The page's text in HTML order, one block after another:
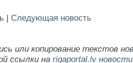
| Следующая новость
или копирование текстов
ссылки на rigaportal.lv новости